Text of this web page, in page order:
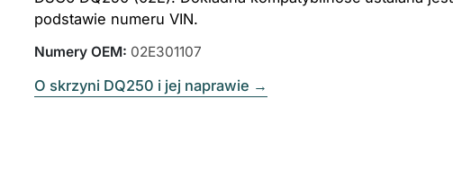
podstawie numeru VIN.
Numery OEM: 02E301107
O skrzyni DQ250 i jej naprawie →